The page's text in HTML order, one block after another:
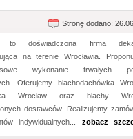
Stronę dodano:
to doświadczona firma
na terenie Wrocławia.
wykonanie trwałych
Oferujemy blachodachówka
Wrocław oraz blachy
dostawców. Realizujemy
indywidualnych... zobacz